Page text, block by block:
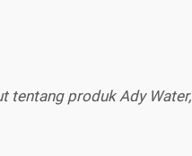
tentang produk Ady Water,